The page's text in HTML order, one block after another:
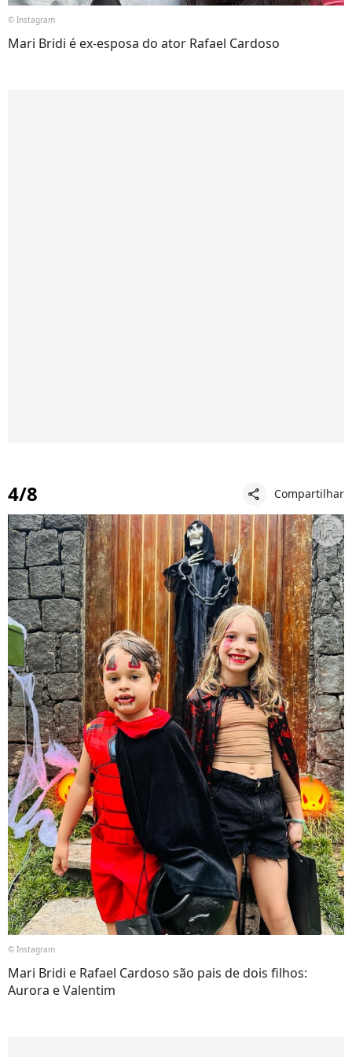
© Instagram
Mari Bridi é ex-esposa do ator Rafael Cardoso
4/8 share Compartilhar
© Instagram
Mari Bridi e Rafael Cardoso são pais de dois filhos:
Aurora e Valentim